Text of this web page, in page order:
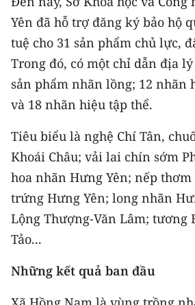
CHƯƠNG TRÌNH OCOP - MỖI XÃ
MỘT SẢN PHẨM
RADIO
MEDIA CENTER
E-Magazine
Video
Media Chính trị
Media Văn hóa
Yên đã hỗ trợ đăng ký bảo hộ
tuệ cho 31 sản phẩm chủ lực,
Trong đó, có một chỉ dẫn địa lý
sản phẩm nhãn lồng; 12 nhãn
và 18 nhãn hiệu tập thể.
Tiêu biểu là nghệ Chí Tân,
Khoái Châu; vải lai chín sớm
hoa nhãn Hưng Yên; nếp
trứng Hưng Yên; long nhãn
Lộng Thượng-Văn Lâm; tương
Tảo...
Những kết quả ban đầu